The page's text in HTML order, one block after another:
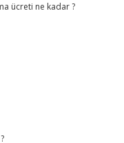
ücreti ne kadar ?